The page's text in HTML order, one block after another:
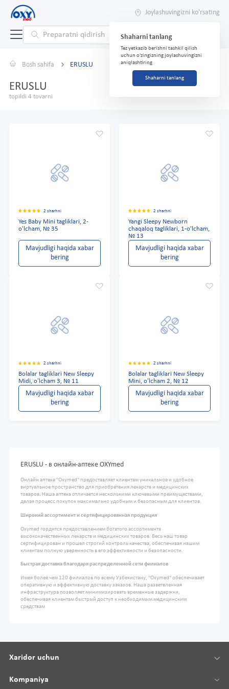
Joylashuvingizni ko'rsating
Shaharni tanlang
Tez yetkazib berishni tashkil qilish
uchun o'zingizning joylashuvingizni
aniqlashtiring
Shaharni tanlang
Bosh sahifa ERUSLU
ERUSLU
topildi 4 tovarni
2 sharhni
Yes Baby Mini tagliklari, 2-
o'lcham, № 35
Mavjudligi haqida xabar
bering
2 sharhni
Yangi Sleepy Newborn
chaqaloq tagliklari, 1-o'lcham,
№ 13
Mavjudligi haqida xabar
bering
2 sharhni
Bolalar tagliklari New Sleepy
Midi, o'lcham 3, № 11
Mavjudligi haqida xabar
bering
2 sharhni
Bolalar tagliklari New Sleepy
Mini, o'lcham 2, № 12
Mavjudligi haqida xabar
bering
ERUSLU - в онлайн-аптеке OXYmed
Онлайн аптека "Oxymed" предоставляет клиентам уникальное и удобное
виртуальное пространство для приобретения лекарств и медицинских
товаров. Наша аптека отличается несколькими ключевыми преимуществами,
делая процесс покупок максимально удобным и безопасным для клиентов.
Широкий ассортимент и сертифицированная продукция
Oxymed гордится предоставлением богатого ассортимента
высококачественных лекарств и медицинских товаров. Весь наш товар
сертифицирован и прошел строгий контроль качества, обеспечивая нашим
клиентам полную уверенность в его эффективности и безопасности.
Быстрая доставка благодаря распределенной сети филиалов
Имея более чем 120 филиалов по всему Узбекистану, "Oxymed" обеспечивает
оперативную и эффективную доставку заказов. Наша разветвленная
инфраструктура позволяет минимизировать временные задержки,
обеспечивая клиентам быстрый доступ к необходимым медицинским
средствам
Xaridor uchun
Kompaniya